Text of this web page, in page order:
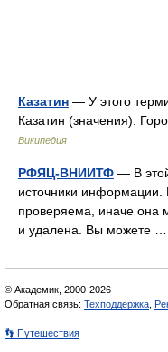
Казатин — У этого
Казатин (значения).
Википедия
РФЯЦ-ВНИИТФ — В
источники
проверяема, иначе она
и удалена. Вы можете
© Академик, 2000-2026
Обратная связь: Техподдержка
👣 Путешествия